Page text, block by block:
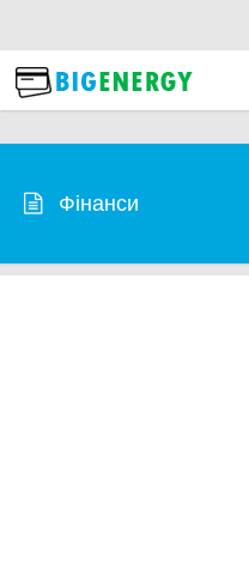
Фінанси